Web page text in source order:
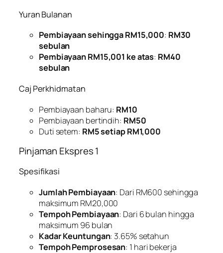
Yuran Bulanan
Pembiayaan sehingga RM15,000: RM30
sebulan
Pembiayaan RM15,001 ke atas: RM40
sebulan
Caj Perkhidmatan
Pembiayaan baharu: RM10
Pembiayaan bertindih: RM50
Duti setem: RM5 setiap RM1,000
Pinjaman Ekspres 1
Spesifikasi
Jumlah Pembiayaan: Dari RM600 sehingga
maksimum RM20,000
Tempoh Pembiayaan: Dari 6 bulan hingga
maksimum 96 bulan
Kadar Keuntungan: 3.65% setahun
Tempoh Pemprosesan: 1 hari bekerja